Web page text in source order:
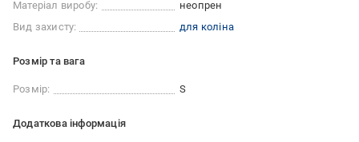
Матеріал виробу:
неопрен
Вид захисту:
для коліна
Розмір та вага
Розмір: S
Додаткова інформація